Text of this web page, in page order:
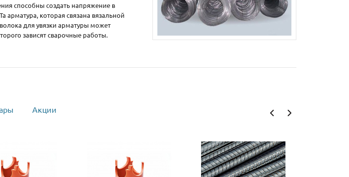
способны создать напряжение в
арматура, которая связана вязальной
для увязки арматуры может
зависят сварочные работы.
Акции